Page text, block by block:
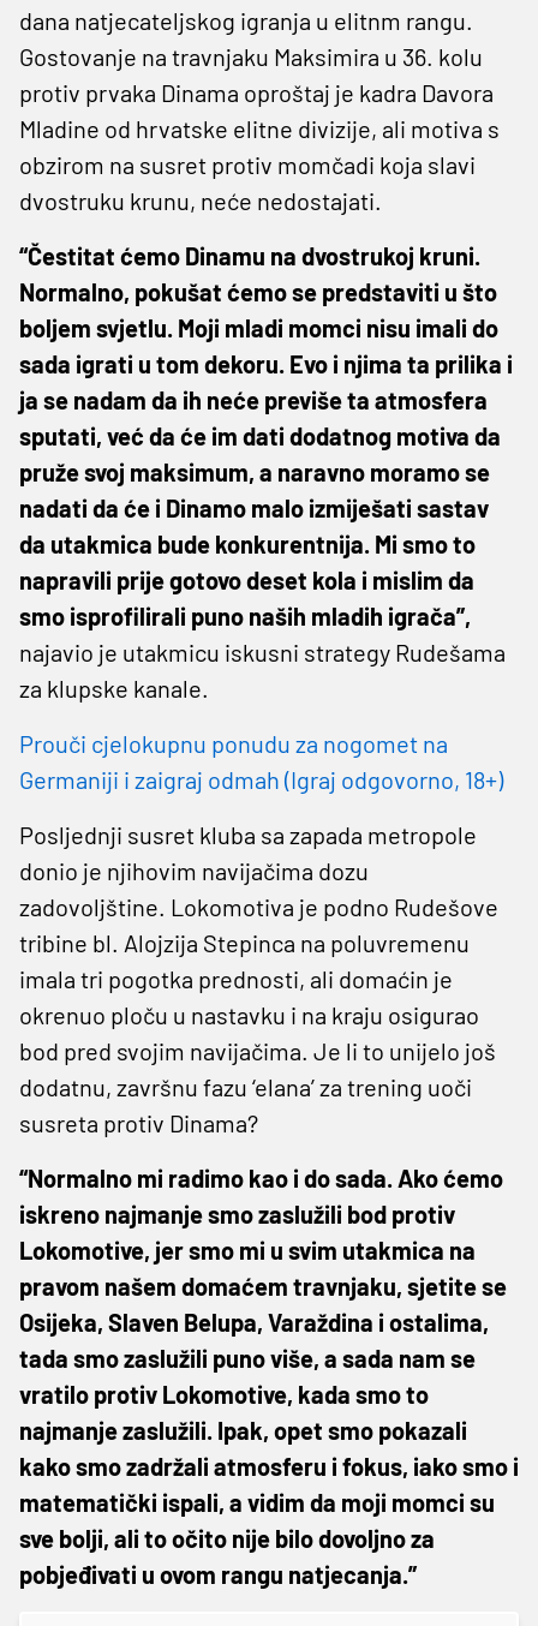
dana natjecateljskog igranja u elitnm rangu.
Gostovanje na travnjaku Maksimira u 36. kolu
protiv prvaka Dinama oproštaj je kadra Davora
Mladine od hrvatske elitne divizije, ali motiva s
obzirom na susret protiv momčadi koja slavi
dvostruku krunu, neće nedostajati.
“Čestitat ćemo Dinamu na dvostrukoj kruni.
Normalno, pokušat ćemo se predstaviti u što
boljem svjetlu. Moji mladi momci nisu imali do
sada igrati u tom dekoru. Evo i njima ta prilika i
ja se nadam da ih neće previše ta atmosfera
sputati, već da će im dati dodatnog motiva da
pruže svoj maksimum, a naravno moramo se
nadati da će i Dinamo malo izmiješati sastav
da utakmica bude konkurentnija. Mi smo to
napravili prije gotovo deset kola i mislim da
smo isprofilirali puno naših mladih igrača”,
najavio je utakmicu iskusni strategy Rudešama
za klupske kanale.
Prouči cjelokupnu ponudu za nogomet na
Germaniji i zaigraj odmah (Igraj odgovorno, 18+)
Posljednji susret kluba sa zapada metropole
donio je njihovim navijačima dozu
zadovoljštine. Lokomotiva je podno Rudešove
tribine bl. Alojzija Stepinca na poluvremenu
imala tri pogotka prednosti, ali domaćin je
okrenuo ploču u nastavku i na kraju osigurao
bod pred svojim navijačima. Je li to unijelo još
dodatnu, završnu fazu ‘elana’ za trening uoči
susreta protiv Dinama?
“Normalno mi radimo kao i do sada. Ako ćemo
iskreno najmanje smo zaslužili bod protiv
Lokomotive, jer smo mi u svim utakmica na
pravom našem domaćem travnjaku, sjetite se
Osijeka, Slaven Belupa, Varaždina i ostalima,
tada smo zaslužili puno više, a sada nam se
vratilo protiv Lokomotive, kada smo to
najmanje zaslužili. Ipak, opet smo pokazali
kako smo zadržali atmosferu i fokus, iako smo i
matematički ispali, a vidim da moji momci su
sve bolji, ali to očito nije bilo dovoljno za
pobjeđivati u ovom rangu natjecanja.”